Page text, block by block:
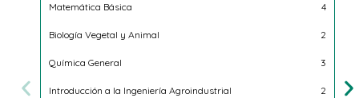
Matemática Básica 4
Biología Vegetal y Animal 2
Química General 3
Introducción a la Ingeniería Agroindustrial 2